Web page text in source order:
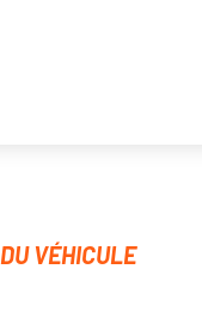
DU VÉHICULE